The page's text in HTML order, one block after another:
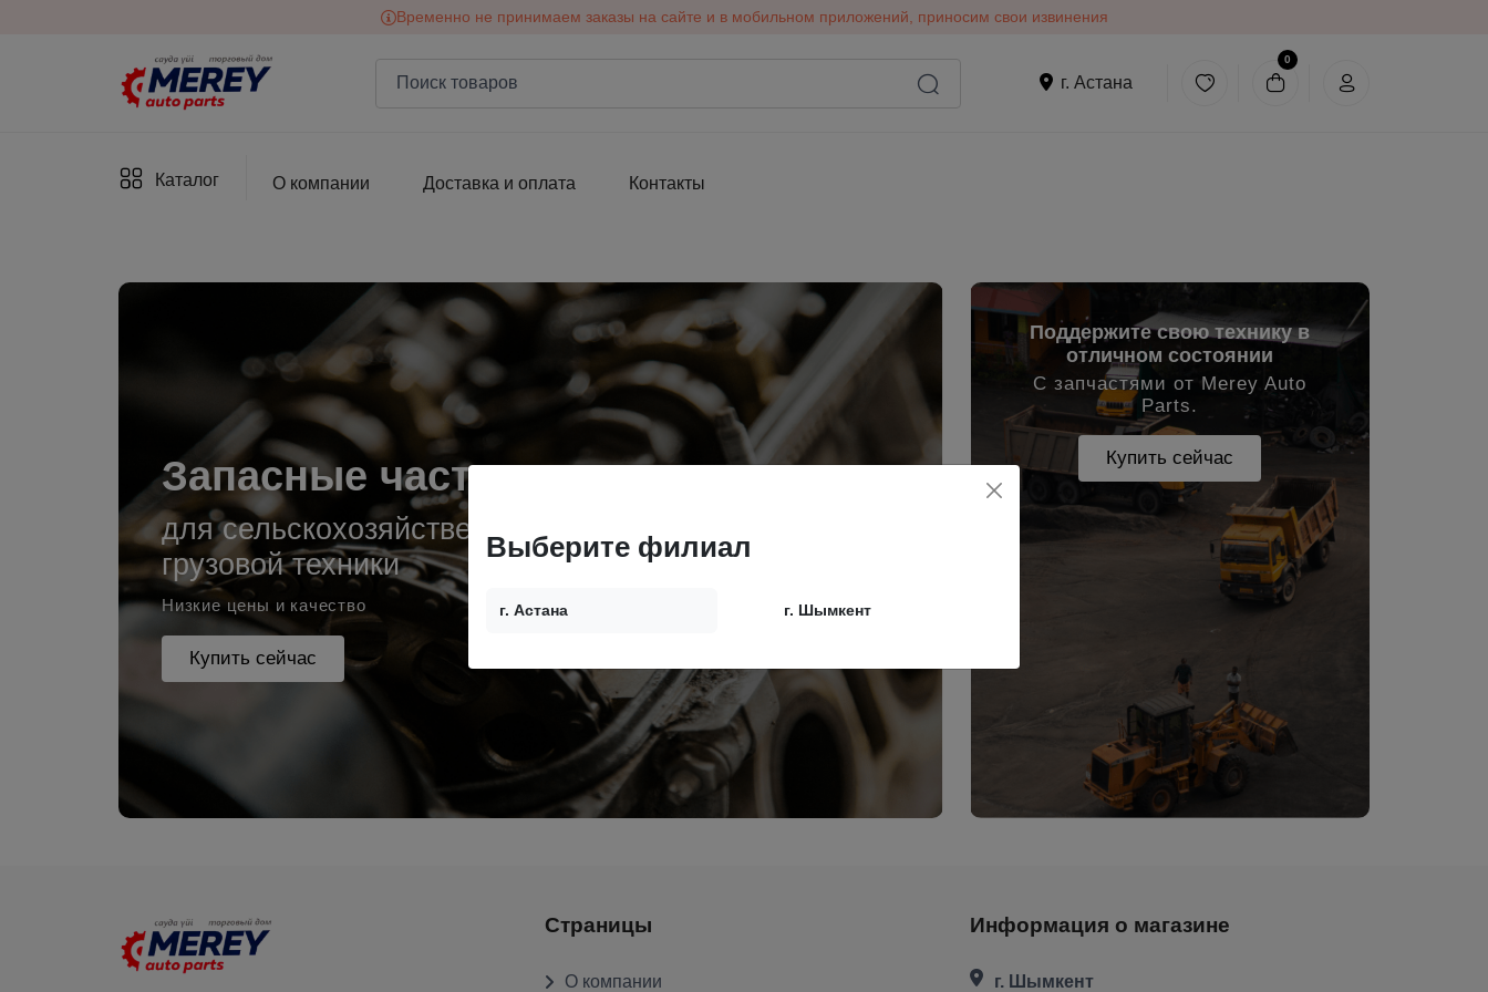
Временно не принимаем заказы на сайте и в мобильном приложений, приносим свои извинения
г. Астана
0
Каталог О компании Доставка и оплата Контакты
Запасные части
для сельскохозяйственной и
грузовой техники
Низкие цены и качество
Купить сейчас
Поддержите свою технику в
отличном состоянии
С запчастями от Merey Auto
Parts.
Купить сейчас
Страницы
О компании
Информация о магазине
г. Шымкент
Выберите филиал
г. Астана г. Шымкент